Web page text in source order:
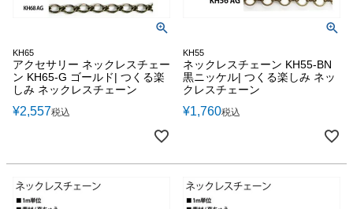
KH65
アクセサリー ネックレスチェー
ン KH65-G ゴールド| つくる楽
しみ ネックレスチェーン
¥2,557税込
KH55
ネックレスチェーン KH55-BN
黒ニッケル| つくる楽しみ ネッ
クレスチェーン
¥1,760税込